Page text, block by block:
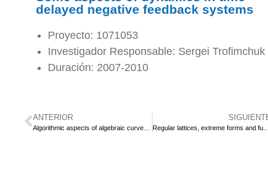
delayed negative feedback systems
Proyecto: 1071053
Investigador Responsable: Sergei Trofimchuk
Duración: 2007-2010
ANTERIOR
Regular lattices, extreme forms and